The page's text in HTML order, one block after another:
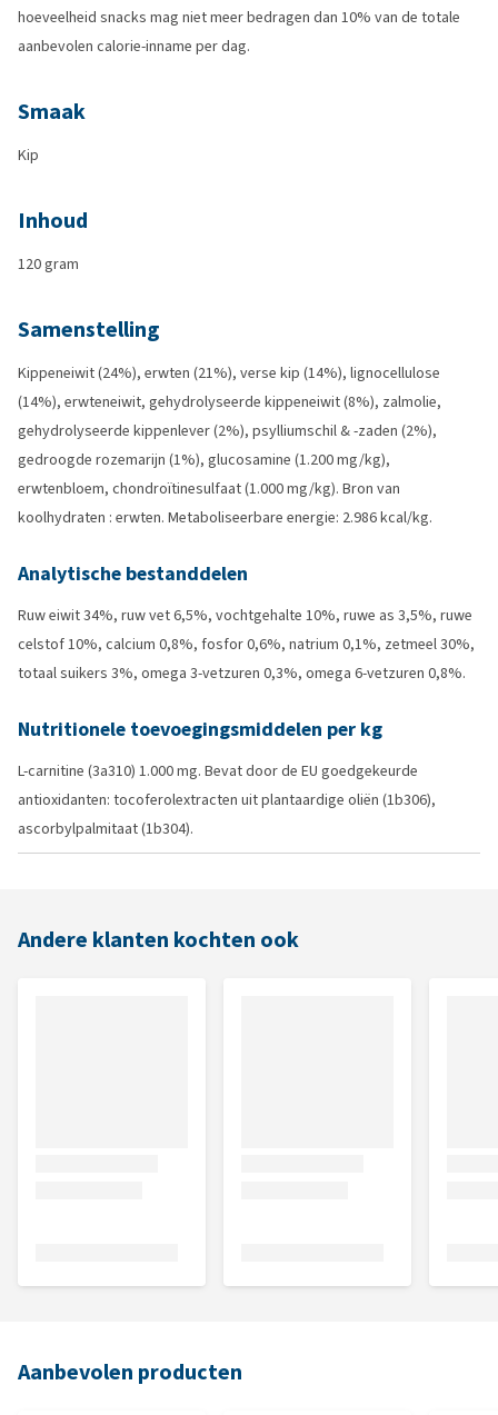
hoeveelheid snacks mag niet meer bedragen dan 10% van de totale
aanbevolen calorie-inname per dag.
Smaak
Kip
Inhoud
120 gram
Samenstelling
Kippeneiwit (24%), erwten (21%), verse kip (14%), lignocellulose
(14%), erwteneiwit, gehydrolyseerde kippeneiwit (8%), zalmolie,
gehydrolyseerde kippenlever (2%), psylliumschil & -zaden (2%),
gedroogde rozemarijn (1%), glucosamine (1.200 mg/kg),
erwtenbloem, chondroïtinesulfaat (1.000 mg/kg). Bron van
koolhydraten : erwten. Metaboliseerbare energie: 2.986 kcal/kg.
Analytische bestanddelen
Ruw eiwit 34%, ruw vet 6,5%, vochtgehalte 10%, ruwe as 3,5%, ruwe
celstof 10%, calcium 0,8%, fosfor 0,6%, natrium 0,1%, zetmeel 30%,
totaal suikers 3%, omega 3-vetzuren 0,3%, omega 6-vetzuren 0,8%.
Nutritionele toevoegingsmiddelen per kg
L-carnitine (3a310) 1.000 mg. Bevat door de EU goedgekeurde
antioxidanten: tocoferolextracten uit plantaardige oliën (1b306),
ascorbylpalmitaat (1b304).
Andere klanten kochten ook
Aanbevolen producten